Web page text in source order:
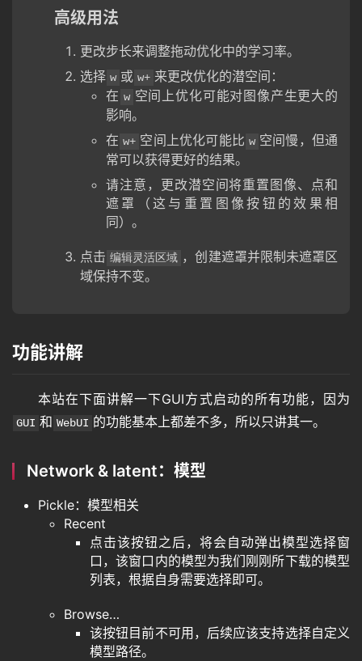
高级用法
更改步长来调整拖动优化中的学习率。
选择 w 或 w+ 来更改优化的潜空间：
在 w 空间上优化可能对图像产生更大的
影响。
在 w+ 空间上优化可能比 w 空间慢，但通
常可以获得更好的结果。
请注意，更改潜空间将重置图像、点和
遮罩（这与重置图像按钮的效果相
同）。
点击 编辑灵活区域 ，创建遮罩并限制未遮罩区
域保持不变。
功能讲解
本站在下面讲解一下GUI方式启动的所有功能，因为
GUI 和 WebUI 的功能基本上都差不多，所以只讲其一。
Network & latent：模型
Pickle：模型相关
Recent
点击该按钮之后，将会自动弹出模型选择窗
口，该窗口内的模型为我们刚刚所下载的模型
列表，根据自身需要选择即可。
Browse…
该按钮目前不可用，后续应该支持选择自定义
模型路径。